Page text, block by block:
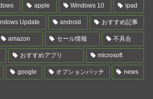
apple Windows 10 ipad
Update android おすすめ記事
amazon セール情報 不具合
おすすめアプリ microsoft
google オプションパッチ news